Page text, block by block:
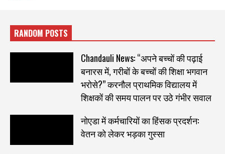
RANDOM POSTS
Chandauli News: “अपने बच्चों की पढ़ाई
बनारस में, गरीबों के बच्चों की शिक्षा भगवान
भरोसे?” करनौल प्राथमिक विद्यालय में
शिक्षकों की समय पालन पर उठे गंभीर सवाल
नोएडा में कर्मचारियों का हिंसक प्रदर्शन:
वेतन को लेकर भड़का गुस्सा